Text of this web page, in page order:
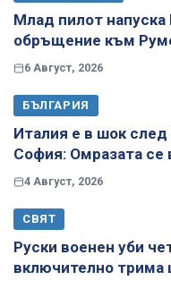
Млад пилот
обръщение към
6 Август, 2026
БЪЛГАРИЯ
Италия е в шок след
София: Омразата се
4 Август, 2026
СВЯТ
Руски военен уби
включително трима